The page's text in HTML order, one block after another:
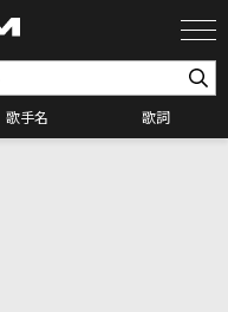
歌手名 歌詞